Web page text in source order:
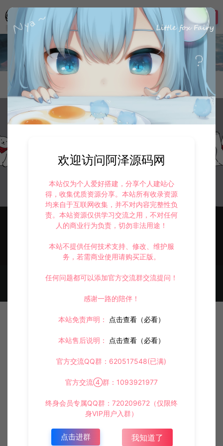
登录
CEO1681401561016815
© 2021~2026 阿泽源码网 www.lyzwlkj.vip 冷雨泽 网站地图
资源 投稿
欢迎访问阿泽源码网
本站仅为个人爱好搭建，分享个人建站心
得，收集优质资源分享。本站所有收录资源
均来自于互联网收集，并不对内容完整性负
责。本站资源仅供学习交流之用，不对任何
人的商业行为负责，切勿非法用途！
本站不提供任何技术支持、修改、维护服
务，若需商业使用请购买正版。
任何问题都可以添加官方交流群交流提问！
感谢一路的陪伴！
本站免责声明： 点击查看（必看）
本站售后说明： 点击查看（必看）
官方交流QQ群：620517548(已满)
官方交流④群：1093921977
终身会员专属QQ群：720209672（仅限终
身VIP用户入群）
点击进群 我知道了